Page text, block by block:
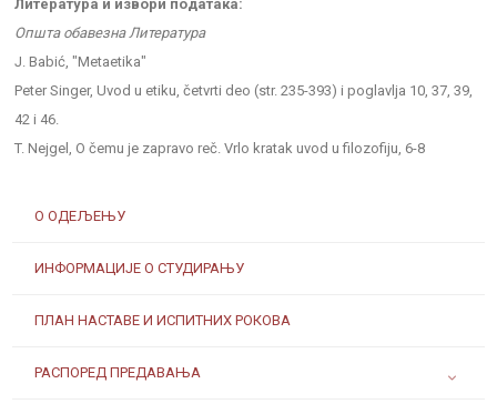
О ОДЕЉЕЊУ
ИНФОРМАЦИЈЕ О СТУДИРАЊУ
ПЛАН НАСТАВЕ И ИСПИТНИХ РОКОВА
РАСПОРЕД ПРЕДАВАЊА
Литература и извори података:
Општа обавезна Литература
J. Babić, "Metaetika"
Peter Singer, Uvod u etiku, četvrti deo (str. 235-393) i poglavlja 10, 37, 39,
42 i 46.
T. Nejgel, O čemu je zapravo reč. Vrlo kratak uvod u filozofiju, 6-8